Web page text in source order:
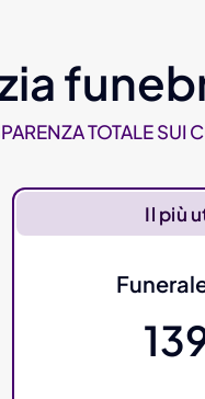
TOTALE SUI
Il più